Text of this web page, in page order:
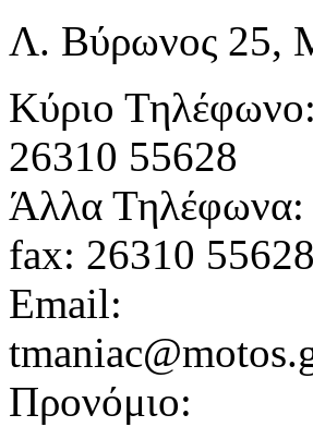
Λ. Βύρωνος 25,
Κύριο Τηλέφωνο:
26310 55628
Άλλα Τηλέφωνα:
fax: 26310 55628
Email:
Προνόμιο: